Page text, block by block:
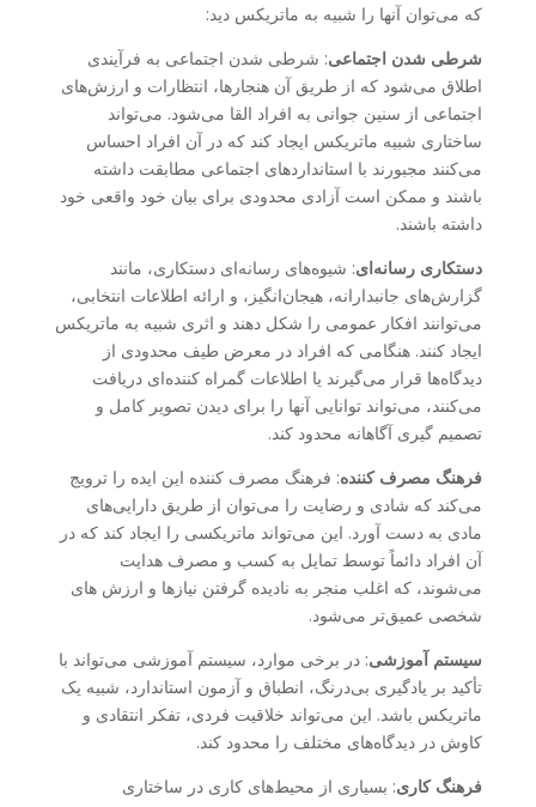
که می‌توان آنها را شبیه به ماتریکس دید:
شرطی شدن اجتماعی: شرطی شدن اجتماعی به فرآیندی
اطلاق می‌شود که از طریق آن هنجارها، انتظارات و ارزش‌های
اجتماعی از سنین جوانی به افراد القا می‌شود. می‌تواند
ساختاری شبیه ماتریکس ایجاد کند که در آن افراد احساس
می‌کنند مجبورند با استانداردهای اجتماعی مطابقت داشته
باشند و ممکن است آزادی محدودی برای بیان خود واقعی خود
داشته باشند.
دستکاری رسانه‌ای: شیوه‌های رسانه‌ای دستکاری، مانند
گزارش‌های جانبدارانه، هیجان‌انگیز، و ارائه اطلاعات انتخابی،
می‌توانند افکار عمومی را شکل دهند و اثری شبیه به ماتریکس
ایجاد کنند. هنگامی که افراد در معرض طیف محدودی از
دیدگاه‌ها قرار می‌گیرند یا اطلاعات گمراه کننده‌ای دریافت
می‌کنند، می‌تواند توانایی آنها را برای دیدن تصویر کامل و
تصمیم گیری آگاهانه محدود کند.
فرهنگ مصرف کننده: فرهنگ مصرف کننده این ایده را ترویج
می‌کند که شادی و رضایت را می‌توان از طریق دارایی‌های
مادی به دست آورد. این می‌تواند ماتریکسی را ایجاد کند که در
آن افراد دائماً توسط تمایل به کسب و مصرف هدایت
می‌شوند، که اغلب منجر به نادیده گرفتن نیازها و ارزش های
شخصی عمیق‌تر می‌شود.
سیستم آموزشی: در برخی موارد، سیستم آموزشی می‌تواند با
تأکید بر یادگیری بی‌درنگ، انطباق و آزمون استاندارد، شبیه یک
ماتریکس باشد. این می‌تواند خلاقیت فردی، تفکر انتقادی و
کاوش در دیدگاه‌های مختلف را محدود کند.
فرهنگ کاری: بسیاری از محیط‌های کاری در ساختاری